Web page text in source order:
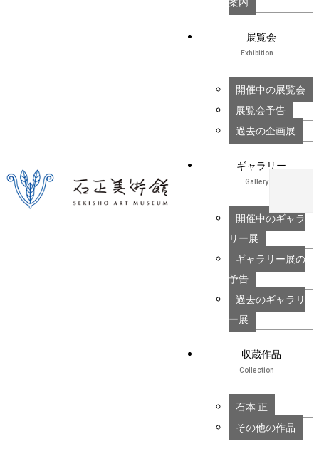
展覧会
Exhibition
開催中の展覧会
展覧会予告
過去の企画展
ギャラリー
Gallery
開催中のギャラ
リー展
ギャラリー展の
予告
過去のギャラリ
ー展
収蔵作品
Collection
石本 正
その他の作品